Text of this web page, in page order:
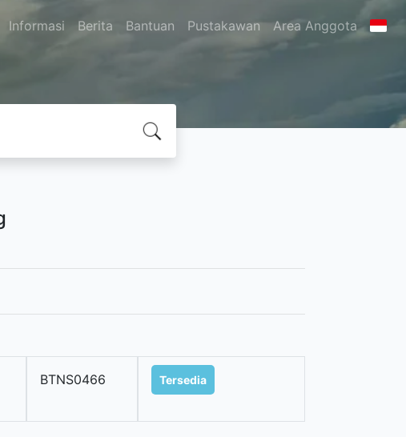
Informasi Berita Bantuan Pustakawan Area Anggota
BTNS0466 Tersedia